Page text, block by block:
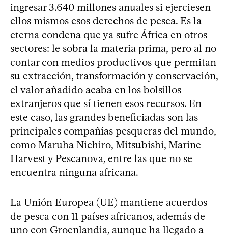
ingresar 3.640 millones anuales si ejerciesen
ellos mismos esos derechos de pesca. Es la
eterna condena que ya sufre África en otros
sectores: le sobra la materia prima, pero al no
contar con medios productivos que permitan
su extracción, transformación y conservación,
el valor añadido acaba en los bolsillos
extranjeros que sí tienen esos recursos. En
este caso, las grandes beneficiadas son las
principales compañías pesqueras del mundo,
como Maruha Nichiro, Mitsubishi, Marine
Harvest y Pescanova, entre las que no se
encuentra ninguna africana.
La Unión Europea (UE) mantiene acuerdos
de pesca con 11 países africanos, además de
uno con Groenlandia, aunque ha llegado a